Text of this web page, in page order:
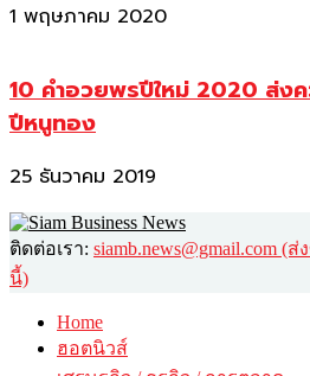
1 พฤษภาคม 2020
10 คำอวยพรปีใหม่ 2020 ส่ง
ปีหนูทอง
25 ธันวาคม 2019
ติดต่อเรา: siamb.news@gmail.com
นี้)
Home
ฮอตนิวส์